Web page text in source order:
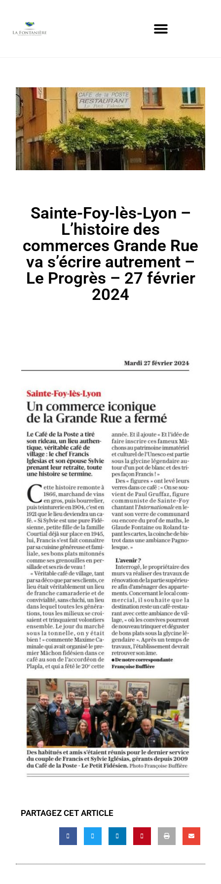
Sainte-Foy-lès-Lyon –
L’histoire des
commerces Grande Rue
va s’écrire autrement –
Le Progrès – 27 février
2024
PARTAGEZ CET ARTICLE